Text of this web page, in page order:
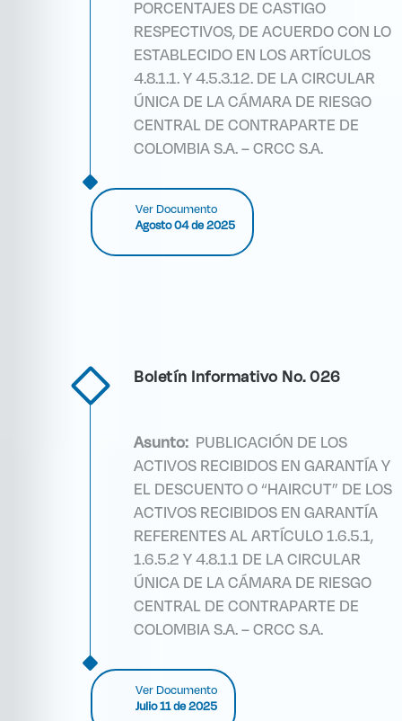
PORCENTAJES DE CASTIGO
RESPECTIVOS, DE ACUERDO CON LO
ESTABLECIDO EN LOS ARTÍCULOS
4.8.1.1. Y 4.5.3.12. DE LA CIRCULAR
ÚNICA DE LA CÁMARA DE RIESGO
CENTRAL DE CONTRAPARTE DE
COLOMBIA S.A. – CRCC S.A.
Ver Documento
Agosto 04 de 2025
Boletín Informativo No. 026
Asunto: PUBLICACIÓN DE LOS
ACTIVOS RECIBIDOS EN GARANTÍA Y
EL DESCUENTO O “HAIRCUT” DE LOS
ACTIVOS RECIBIDOS EN GARANTÍA
REFERENTES AL ARTÍCULO 1.6.5.1,
1.6.5.2 Y 4.8.1.1 DE LA CIRCULAR
ÚNICA DE LA CÁMARA DE RIESGO
CENTRAL DE CONTRAPARTE DE
COLOMBIA S.A. – CRCC S.A.
Ver Documento
Julio 11 de 2025